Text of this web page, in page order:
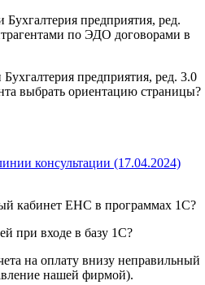
предприятия, ред.
по ЭДО договорами в
предприятия, ред. 3.0
выбрать ориентацию страницы?
консультации (17.04.2024)
кабинет ЕНС в программах 1С?
при входе в базу 1С?
на оплату внизу неправильный
нашей фирмой).